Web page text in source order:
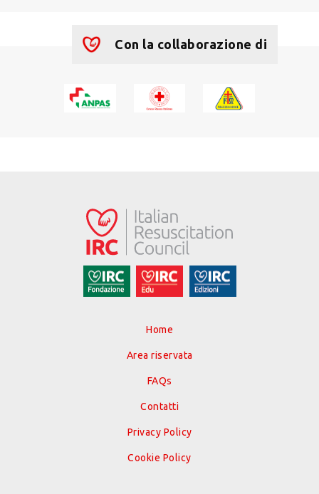
Con la collaborazione di
Home
Area riservata
FAQs
Contatti
Privacy Policy
Cookie Policy